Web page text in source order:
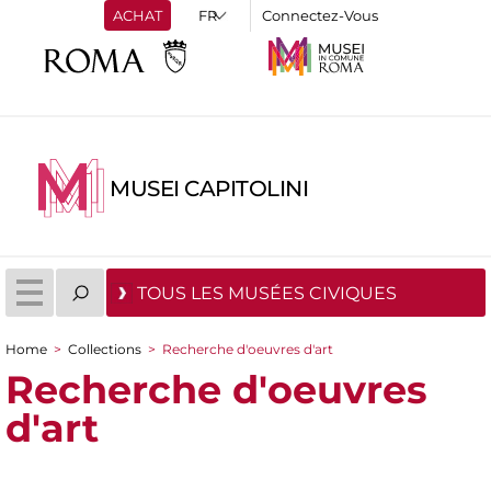
ACHAT Connectez-Vous
MUSEI CAPITOLINI
TOUS LES MUSÉES CIVIQUES
You are here
Home > Collections > Recherche d'oeuvres d'art
Recherche d'oeuvres
d'art